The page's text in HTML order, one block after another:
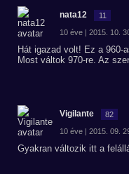
nata12 11
10 éve | 2015. 10.
Hát igazad volt! Ez a 960-
Most váltok 970-re. Az
Vigilante 82
10 éve | 2015. 09.
Gyakran változik itt a